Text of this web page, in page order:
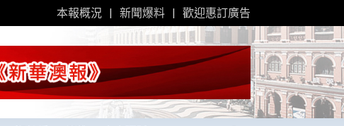
本報概況 新聞爆料 歡迎惠訂廣告